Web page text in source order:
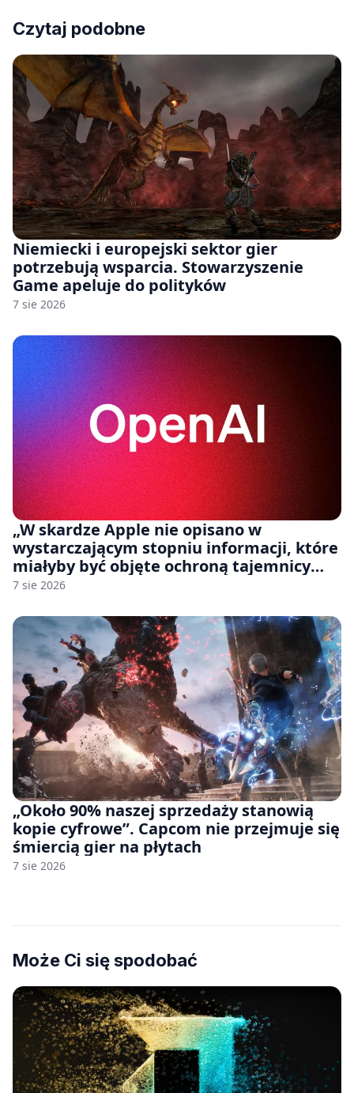
Czytaj podobne
Niemiecki i europejski sektor gier
potrzebują wsparcia. Stowarzyszenie
Game apeluje do polityków
7 sie 2026
„W skardze Apple nie opisano w
wystarczającym stopniu informacji, które
miałyby być objęte ochroną tajemnicy
handlowej”. OpenAI żąda odrzucenia
7 sie 2026
„Około 90% naszej sprzedaży stanowią
kopie cyfrowe”. Capcom nie przejmuje się
śmiercią gier na płytach
7 sie 2026
Może Ci się spodobać